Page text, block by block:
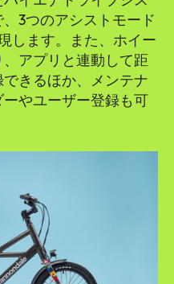
3つのアシストモード
します。また、ホイー
アプリと連動して距
きるほか、メンテナ
やユーザー登録も可